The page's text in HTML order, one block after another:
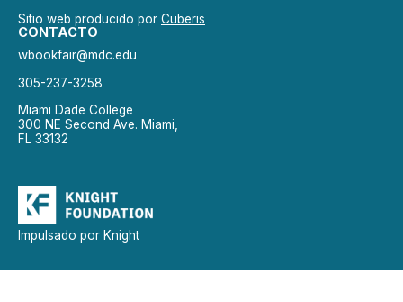
Sitio web producido por Cuberis
CONTACTO
wbookfair@mdc.edu
305-237-3258
Miami Dade College
300 NE Second Ave. Miami,
FL 33132
Impulsado por Knight